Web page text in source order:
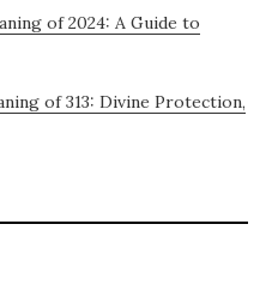
of 2024: A Guide to
of 313: Divine Protection,